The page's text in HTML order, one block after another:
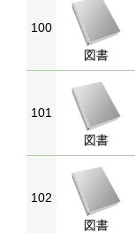
100
図書
101
図書
102
図書